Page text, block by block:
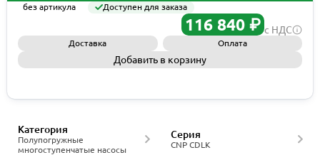
без артикула
Доступен для заказа
116 840 ₽ с НДС
Доставка Оплата
Добавить в корзину
Полупогружные
многоступенчатые насосы
Категория
CNP CDLK
Серия